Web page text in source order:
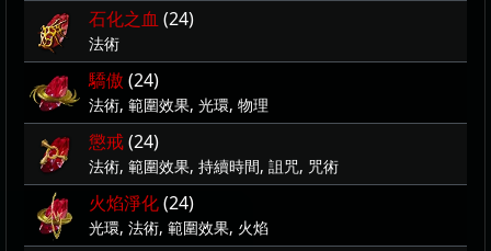
石化之血 (24)
法術
驕傲 (24)
法術, 範圍效果, 光環, 物理
懲戒(24)
法術, 範圍效果, 持續時間, 詛咒, 咒術
火焰淨化(24)
光環, 法術, 範圍效果, 火焰